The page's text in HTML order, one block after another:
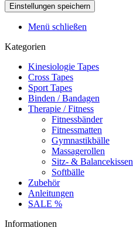
Menü schließen
Kategorien
Kinesiologie Tapes
Cross Tapes
Sport Tapes
Binden / Bandagen
Therapie / Fitness
Fitnessbänder
Fitnessmatten
Gymnastikbälle
Massagerollen
Sitz- & Balancekissen
Softbälle
Zubehör
Anleitungen
SALE %
Informationen